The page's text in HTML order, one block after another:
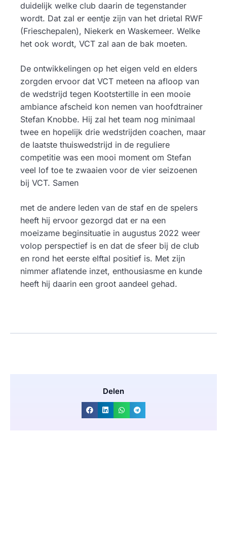
duidelijk welke club daarin de tegenstander
wordt. Dat zal er eentje zijn van het drietal RWF
(Frieschepalen), Niekerk en Waskemeer. Welke
het ook wordt, VCT zal aan de bak moeten.
De ontwikkelingen op het eigen veld en elders
zorgden ervoor dat VCT meteen na afloop van
de wedstrijd tegen Kootstertille in een mooie
ambiance afscheid kon nemen van hoofdtrainer
Stefan Knobbe. Hij zal het team nog minimaal
twee en hopelijk drie wedstrijden coachen, maar
de laatste thuiswedstrijd in de reguliere
competitie was een mooi moment om Stefan
veel lof toe te zwaaien voor de vier seizoenen
bij VCT. Samen
met de andere leden van de staf en de spelers
heeft hij ervoor gezorgd dat er na een
moeizame beginsituatie in augustus 2022 weer
volop perspectief is en dat de sfeer bij de club
en rond het eerste elftal positief is. Met zijn
nimmer aflatende inzet, enthousiasme en kunde
heeft hij daarin een groot aandeel gehad.
Delen